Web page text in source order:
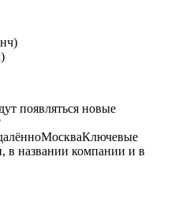
появляться новые
МоскваКлючевые
в названии компании и в